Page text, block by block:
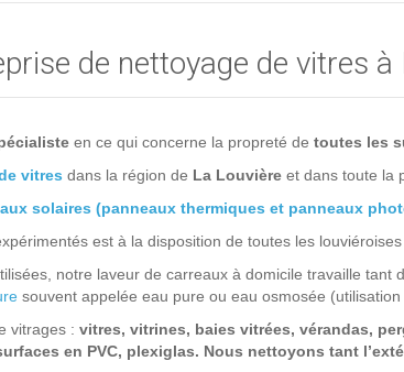
de nettoyage de vitres
en ce qui concerne la propreté de toutes les
vitres dans la région de La Louvière et dans toute la
solaires (panneaux thermiques et panneaux
est à la disposition de toutes les
notre laveur de carreaux à domicile travaille
souvent appelée eau pure ou eau osmosée
vitrages : vitres, vitrines, baies vitrées, vérandas,
en PVC, plexiglas. Nous nettoyons tant